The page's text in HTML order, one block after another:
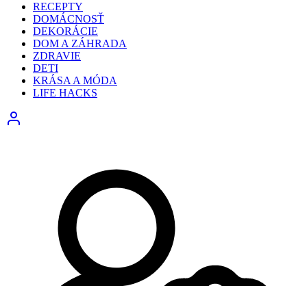
RECEPTY
DOMÁCNOSŤ
DEKORÁCIE
DOM A ZÁHRADA
ZDRAVIE
DETI
KRÁSA A MÓDA
LIFE HACKS